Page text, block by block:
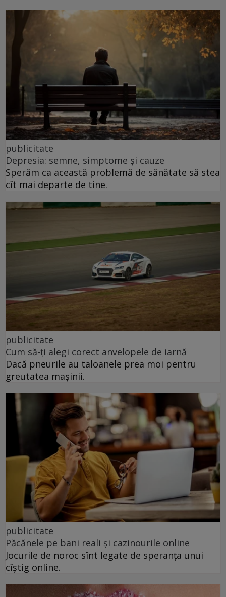
publicitate
Depresia: semne, simptome și cauze
Sperăm ca această problemă de sănătate să stea
cît mai departe de tine.
publicitate
Cum să-ți alegi corect anvelopele de iarnă
Dacă pneurile au taloanele prea moi pentru
greutatea mașinii.
publicitate
Păcănele pe bani reali și cazinourile online
Jocurile de noroc sînt legate de speranța unui
cîștig online.